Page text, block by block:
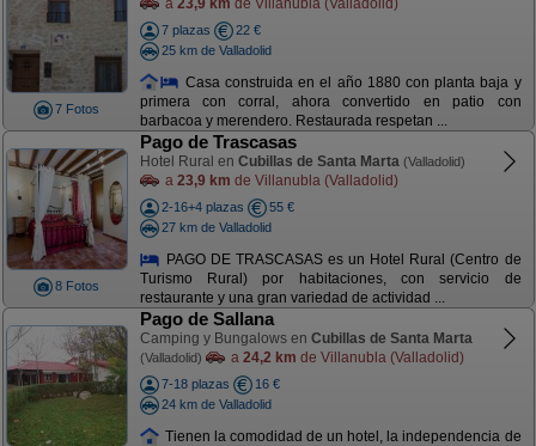
7 Fotos
a 23,9 km de Villanubla (Valladolid)
7 plazas
22 €
25 km de Valladolid
Casa construida en el año 1880 con planta baja y
primera con corral, ahora convertido en patio con
barbacoa y merendero. Restaurada respetan ...
8 Fotos
Pago de Trascasas
Hotel Rural en Cubillas de Santa Marta (Valladolid)
a 23,9 km de Villanubla (Valladolid)
2-16+4 plazas
55 €
27 km de Valladolid
PAGO DE TRASCASAS es un Hotel Rural (Centro de
Turismo Rural) por habitaciones, con servicio de
restaurante y una gran variedad de actividad ...
Pago de Sallana
Camping y Bungalows en Cubillas de Santa Marta
(Valladolid) a 24,2 km de Villanubla (Valladolid)
7-18 plazas
16 €
24 km de Valladolid
Tienen la comodidad de un hotel, la independencia de